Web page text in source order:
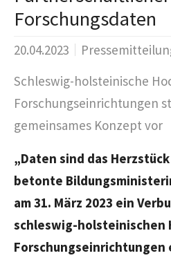
Forschungsdaten
20.04.2023
Schleswig-holsteinische
Forschungseinrichtungen
gemeinsames Konzept vor
„Daten sind das
betonte
am 31. März 2023 ein
schleswig-holsteinischen
Forschungseinrichtungen